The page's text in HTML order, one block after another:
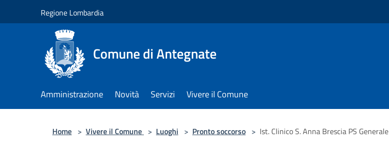
Regione Lombardia
Comune di Antegnate
Amministrazione Novità Servizi Vivere il Comune
Home > Vivere il Comune > Luoghi > Pronto soccorso > Ist. Clinico S. Anna Brescia PS Generale